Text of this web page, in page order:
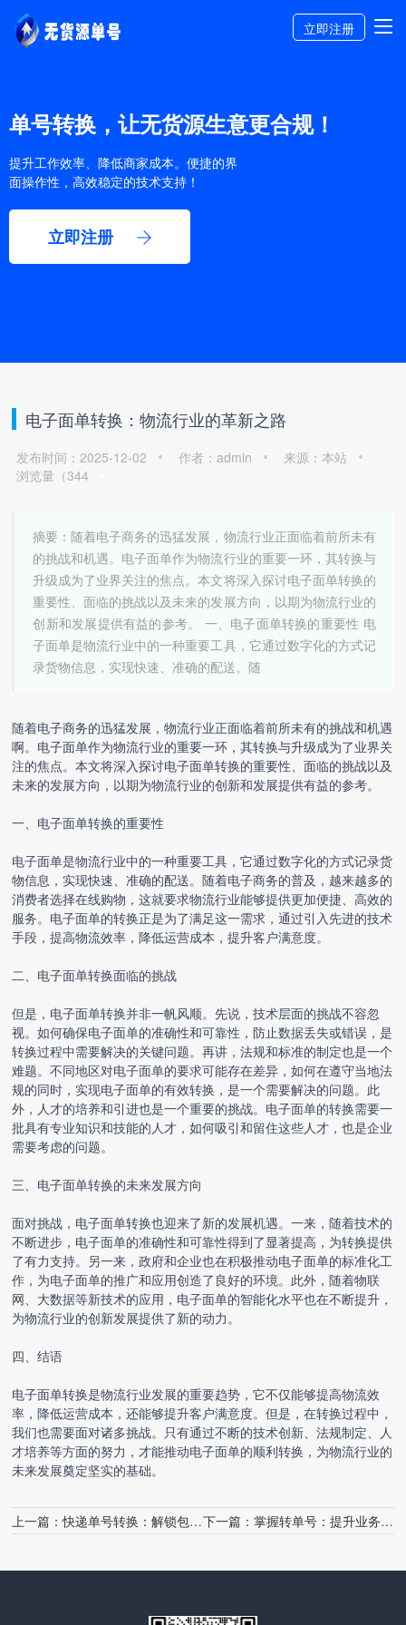
立即注册
单号转换，让无货源生意更合规！
提升工作效率、降低商家成本。便捷的界
面操作性，高效稳定的技术支持！
立即注册
电子面单转换：物流行业的革新之路
发布时间：2025-12-02 作者：admin
来源：本站
浏览量（344
摘要：随着电子商务的迅猛发展，物流行业正面临着前所未有
的挑战和机遇。电子面单作为物流行业的重要一环，其转换与
升级成为了业界关注的焦点。本文将深入探讨电子面单转换的
重要性、面临的挑战以及未来的发展方向，以期为物流行业的
创新和发展提供有益的参考。 一、电子面单转换的重要性 电
子面单是物流行业中的一种重要工具，它通过数字化的方式记
录货物信息，实现快速、准确的配送。随
随着电子商务的迅猛发展，物流行业正面临着前所未有的挑战和机遇
啊。电子面单作为物流行业的重要一环，其转换与升级成为了业界关
注的焦点。本文将深入探讨电子面单转换的重要性、面临的挑战以及
未来的发展方向，以期为物流行业的创新和发展提供有益的参考。
一、 电子面单转换的重要性
电子面单是物流行业中的一种重要工具，它通过数字化的方式记录货
物信息，实现快速、准确的配送。随着电子商务的普及，越来越多的
消费者选择在线购物，这就要求物流行业能够提供更加便捷、高效的
服务。电子面单的转换正是为了满足这一需求，通过引入先进的技术
手段，提高物流效率，降低运营成本，提升客户满意度。
二、 电子面单转换面临的挑战
但是， 电子面单转换并非一帆风顺。先说，技术层面的挑战不容忽
视。如何确保电子面单的准确性和可靠性，防止数据丢失或错误，是
转换过程中需要解决的关键问题。再讲，法规和标准的制定也是一个
难题。不同地区对电子面单的要求可能存在差异，如何在遵守当地法
规的同时，实现电子面单的有效转换，是一个需要解决的问题。此
外，人才的培养和引进也是一个重要的挑战。电子面单的转换需要一
批具有专业知识和技能的人才，如何吸引和留住这些人才，也是企业
需要考虑的问题。
三、 电子面单转换的未来发展方向
面对挑战， 电子面单转换也迎来了新的发展机遇。一来，随着技术的
不断进步，电子面单的准确性和可靠性得到了显著提高，为转换提供
了有力支持。另一来，政府和企业也在积极推动电子面单的标准化工
作，为电子面单的推广和应用创造了良好的环境。此外，随着物联
网、大数据等新技术的应用，电子面单的智能化水平也在不断提升，
为物流行业的创新发展提供了新的动力。
四、结语
电子面单转换是物流行业发展的重要趋势，它不仅能够提高物流效
率，降低运营成本，还能够提升客户满意度。但是，在转换过程中，
我们也需要面对诸多挑战。只有通过不断的技术创新、法规制定、人
才培养等方面的努力，才能推动电子面单的顺利转换，为物流行业的
未来发展奠定坚实的基础。
上一篇：快递单号转换：解锁包裹追踪的秘诀 下一篇： 掌握转单号：提升业务效率的关键